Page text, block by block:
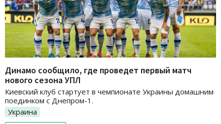
Динамо сообщило, где проведет первый матч
нового сезона УПЛ
Киевский клуб стартует в чемпионате Украины домашним
поединком с Днепром-1.
Украина